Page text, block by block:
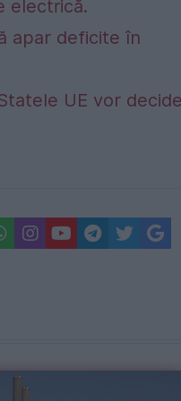
electrică.
apar deficite în
UE vor